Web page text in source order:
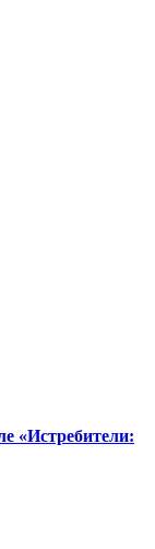
«Истребители: